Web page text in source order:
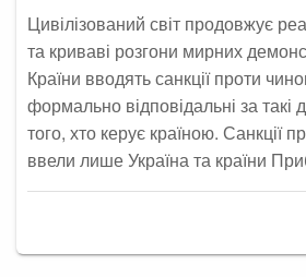
Цивілізований світ продовжує
та криваві розгони мирних
Країни вводять санкції проти
формально відповідальні за такі
того, хто керує країною. Санкції
ввели лише Україна та країни